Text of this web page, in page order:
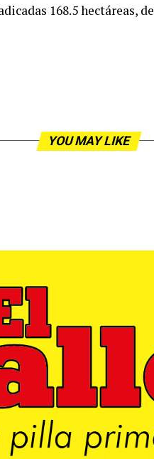
168.5 hectáreas,
YOU MAY LIKE